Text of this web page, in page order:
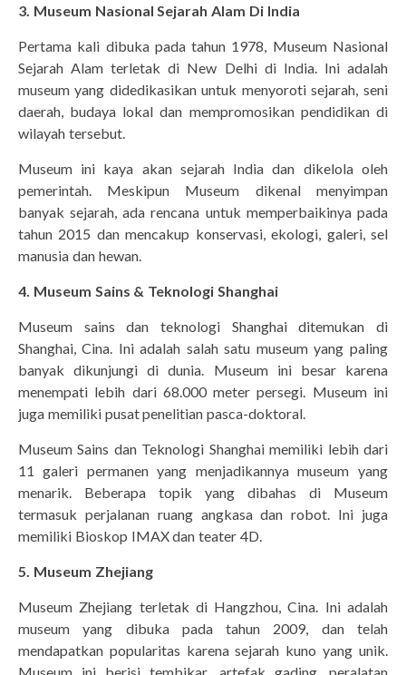
3. Museum Nasional Sejarah Alam Di India
Pertama kali dibuka pada tahun 1978, Museum Nasional
Sejarah Alam terletak di New Delhi di India. Ini adalah
museum yang didedikasikan untuk menyoroti sejarah, seni
daerah, budaya lokal dan mempromosikan pendidikan di
wilayah tersebut.
Museum ini kaya akan sejarah India dan dikelola oleh
pemerintah. Meskipun Museum dikenal menyimpan
banyak sejarah, ada rencana untuk memperbaikinya pada
tahun 2015 dan mencakup konservasi, ekologi, galeri, sel
manusia dan hewan.
4. Museum Sains & Teknologi Shanghai
Museum sains dan teknologi Shanghai ditemukan di
Shanghai, Cina. Ini adalah salah satu museum yang paling
banyak dikunjungi di dunia. Museum ini besar karena
menempati lebih dari 68.000 meter persegi. Museum ini
juga memiliki pusat penelitian pasca-doktoral.
Museum Sains dan Teknologi Shanghai memiliki lebih dari
11 galeri permanen yang menjadikannya museum yang
menarik. Beberapa topik yang dibahas di Museum
termasuk perjalanan ruang angkasa dan robot. Ini juga
memiliki Bioskop IMAX dan teater 4D.
5. Museum Zhejiang
Museum Zhejiang terletak di Hangzhou, Cina. Ini adalah
museum yang dibuka pada tahun 2009, dan telah
mendapatkan popularitas karena sejarah kuno yang unik.